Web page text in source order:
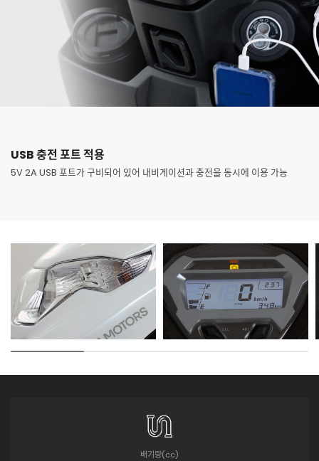
USB 충전 포트 적용
5V 2A USB 포트가 구비되어 있어 내비게이션과 충전을 동시에 이용 가능
배기량(cc)